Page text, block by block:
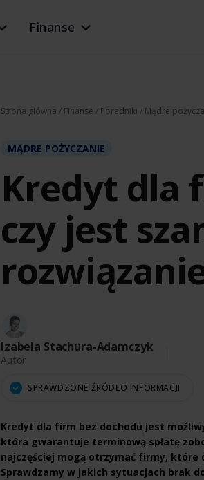
Finanse
Strona główna / Finanse / Poradniki / Mądre
MĄDRE POŻYCZANIE
Kredyt dla
czy jest
Izabela Stachura-Adamczyk
Autor
SPRAWDZONE ŹRÓDŁO INFORMACJI
Kredyt dla firm bez dochodu jest
która gwarantuje terminową spłatę
najczęściej mogą otrzymać firmy, które
Sprawdzamy w jakich sytuacjach brak